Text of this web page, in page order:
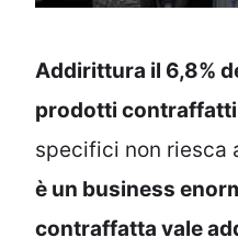
Addirittura il 6,8%
prodotti
specifici non riesca
è un business
contraffatta vale